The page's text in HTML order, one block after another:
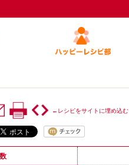
←レシピをサイトに埋め込む